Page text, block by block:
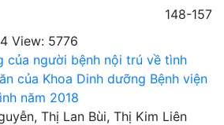
148-157
View: 5776
của người bệnh nội trú về tình
của Khoa Dinh dưỡng Bệnh viện
năm 2018
Thị Lan Bùi, Thị Kim Liên